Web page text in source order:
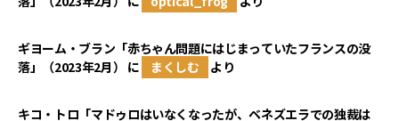
ギヨーム・ブラン「赤ちゃん問題にはじまっていたフランスの没
落」（2023年2月） に まくしむ より
キコ・トロ「マドゥロはいなくなったが、ベネズエラでの独裁は